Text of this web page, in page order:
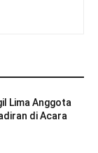
Lima Anggota
di Acara